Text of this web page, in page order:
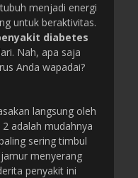
menjadi energi
untuk beraktivitas.
diabetes
Nah, apa saja
Anda wapadai?
langsung oleh
adalah mudahnya
sering timbul
menyerang
penyakit ini